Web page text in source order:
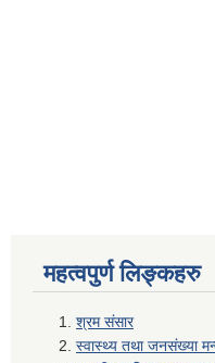
महत्वपुर्ण लिङ्कहरु
श्रम संसार
स्वास्थ्य तथा जनसंख्या